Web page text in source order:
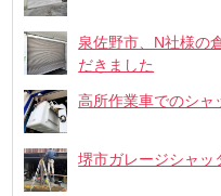
泉佐野市、N社様の
だきました
高所作業車でのシャ
堺市ガレージシャッ